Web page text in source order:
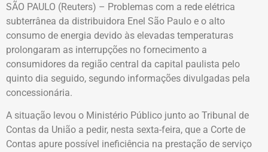
SÃO PAULO (Reuters) – Problemas com a rede elétrica
subterrânea da distribuidora Enel São Paulo e o alto
consumo de energia devido às elevadas temperaturas
prolongaram as interrupções no fornecimento a
consumidores da região central da capital paulista pelo
quinto dia seguido, segundo informações divulgadas pela
concessionária.
A situação levou o Ministério Público junto ao Tribunal de
Contas da União a pedir, nesta sexta-feira, que a Corte de
Contas apure possível ineficiência na prestação de serviço